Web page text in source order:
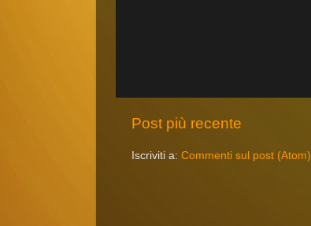
Post più recente
Iscriviti a: Commenti sul post (Atom)